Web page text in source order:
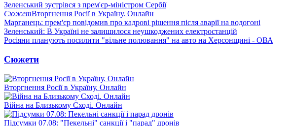
Зеленський зустрівся з прем'єр-міністром Сербії
СюжетВторгнення Росії в Україну. Онлайн
Марганець: прем'єр повідомив про кадрові рішення після аварії на водогоні
Зеленський: В Україні не залишилося неушкоджених електростанцій
Росіяни планують посилити "вільне полювання" на авто на Херсонщині - ОВА
Сюжети
Вторгнення Росії в Україну. Онлайн
Війна на Близькому Сході. Онлайн
Підсумки 07.08: "Пекельні" санкції і "парад" дронів